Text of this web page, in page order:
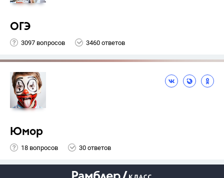
ОГЭ
3097 вопросов 3460 ответов
Юмор
18 вопросов 30 ответов